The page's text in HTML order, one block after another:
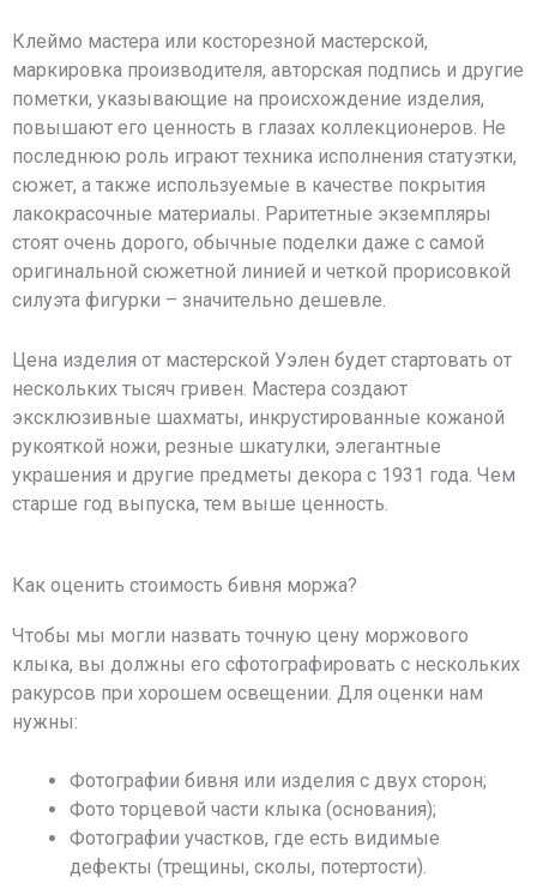
Клеймо мастера или косторезной мастерской,
маркировка производителя, авторская подпись и другие
пометки, указывающие на происхождение изделия,
повышают его ценность в глазах коллекционеров. Не
последнюю роль играют техника исполнения статуэтки,
сюжет, а также используемые в качестве покрытия
лакокрасочные материалы. Раритетные экземпляры
стоят очень дорого, обычные поделки даже с самой
оригинальной сюжетной линией и четкой прорисовкой
силуэта фигурки – значительно дешевле.
Цена изделия от мастерской Уэлен будет стартовать от
нескольких тысяч гривен. Мастера создают
эксклюзивные шахматы, инкрустированные кожаной
рукояткой ножи, резные шкатулки, элегантные
украшения и другие предметы декора с 1931 года. Чем
старше год выпуска, тем выше ценность.
Как оценить стоимость бивня моржа?
Чтобы мы могли назвать точную цену моржового
клыка, вы должны его сфотографировать с нескольких
ракурсов при хорошем освещении. Для оценки нам
нужны:
Фотографии бивня или изделия с двух сторон;
Фото торцевой части клыка (основания);
Фотографии участков, где есть видимые
дефекты (трещины, сколы, потертости).